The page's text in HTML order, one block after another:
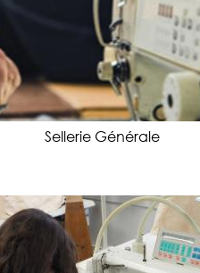
Sellerie Générale